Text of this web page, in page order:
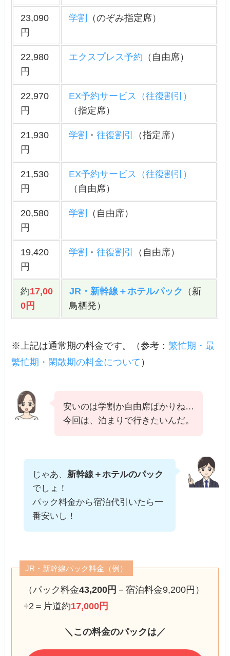
23,090
円
学割 （のぞみ指定席）
22,980
円
エクスプレス予約 （自由席）
22,970
円
EX予約サービス（往復割引）
（指定席）
21,930
円
学割 ・ 往復割引 （指定席）
21,530
円
EX予約サービス（往復割引）
（自由席）
20,580
円
学割 （自由席）
19,420
円
学割 ・ 往復割引 （自由席）
約17,00
0円
JR・新幹線＋ホテルパック （新
鳥栖発）
※上記は通常期の料金です。（参考 ：繁忙期・最
繁忙期・閑散期の料金について ）
安いのは学割か自由席ばかりね…
今回は、泊まりで行きたいんだ。
じゃあ、 新幹線＋ホテルのパック
でしょ！
パック料金から宿泊代引いたら一
番安いし！
JR・新幹線パック料金（例）
（パック料金43,200円 －宿泊料金9,200円）
÷2＝片道約17,000円
＼この料金のパックは／